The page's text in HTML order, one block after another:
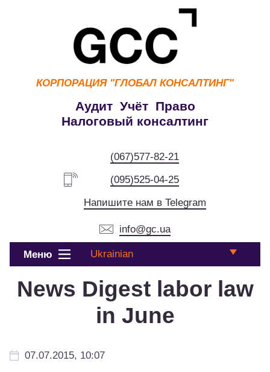
КОРПОРАЦИЯ "ГЛОБАЛ КОНСАЛТИНГ"
Аудит Учёт Право
Налоговый консалтинг
(067)577-82-21
(095)525-04-25
Напишите нам в Telegram
info@gc.ua
Меню Ukrainian
News Digest labor law
in June
07.07.2015, 10:07